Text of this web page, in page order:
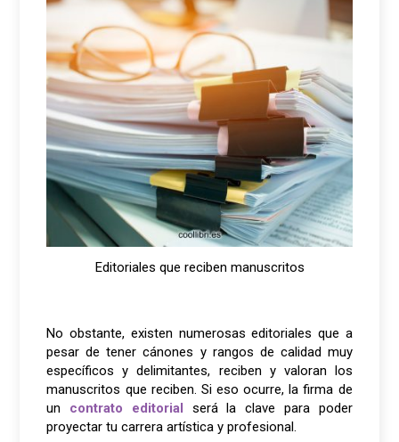
Editoriales que reciben manuscritos
No obstante, existen numerosas editoriales que a
pesar de tener cánones y rangos de calidad muy
específicos y delimitantes, reciben y valoran los
manuscritos que reciben. Si eso ocurre, la firma de
un contrato editorial será la clave para poder
proyectar tu carrera artística y profesional.